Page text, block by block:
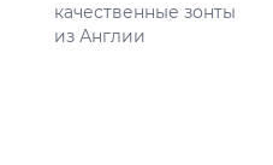
качественные зонты
из Англии